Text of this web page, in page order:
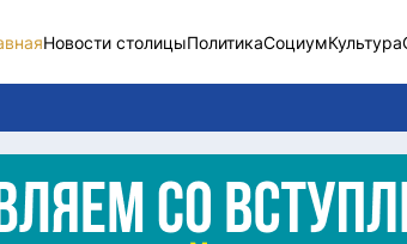
Новости столицыПолитикаСоциумКультура